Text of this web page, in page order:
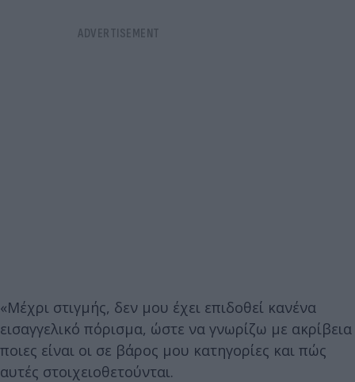
«Μέχρι στιγμής, δεν μου έχει επιδοθεί κανένα
εισαγγελικό πόρισμα, ώστε να γνωρίζω με ακρίβεια
ποιες είναι οι σε βάρος μου κατηγορίες και πώς
αυτές στοιχειοθετούνται.